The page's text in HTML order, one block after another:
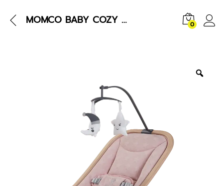
MOMCO BABY COZY BOUNCER 0